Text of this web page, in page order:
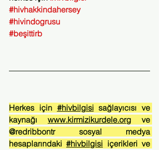
#hivhakkindahersey
#hivindogrusu
#beşittirb
Herkes için #hivbilgisi sağlayıcısı ve
kaynağı www.kirmizikurdele.org ve
@redribbontr sosyal medya
hesaplarındaki #hivbilgisi içerikleri ve